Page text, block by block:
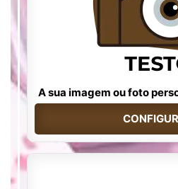
A sua imagem ou foto